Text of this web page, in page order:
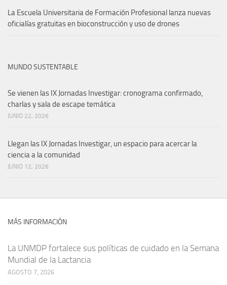
La Escuela Universitaria de Formación Profesional lanza nuevas
oficialías gratuitas en bioconstrucción y uso de drones
MUNDO SUSTENTABLE
Se vienen las IX Jornadas Investigar: cronograma confirmado,
charlas y sala de escape temática
JUNIO 22, 2026
Llegan las IX Jornadas Investigar, un espacio para acercar la
ciencia a la comunidad
JUNIO 12, 2026
MÁS INFORMACIÓN
La UNMDP fortalece sus políticas de cuidado en la Semana
Mundial de la Lactancia
AGOSTO 7, 2026